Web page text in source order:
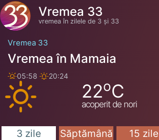
Vremea 33
vremea în zilele de 3 și 33
Vremea 33
Vremea în Mamaia
05:58 20:24
22oC
acoperit de nori
3 zile Săptămână 15 zile